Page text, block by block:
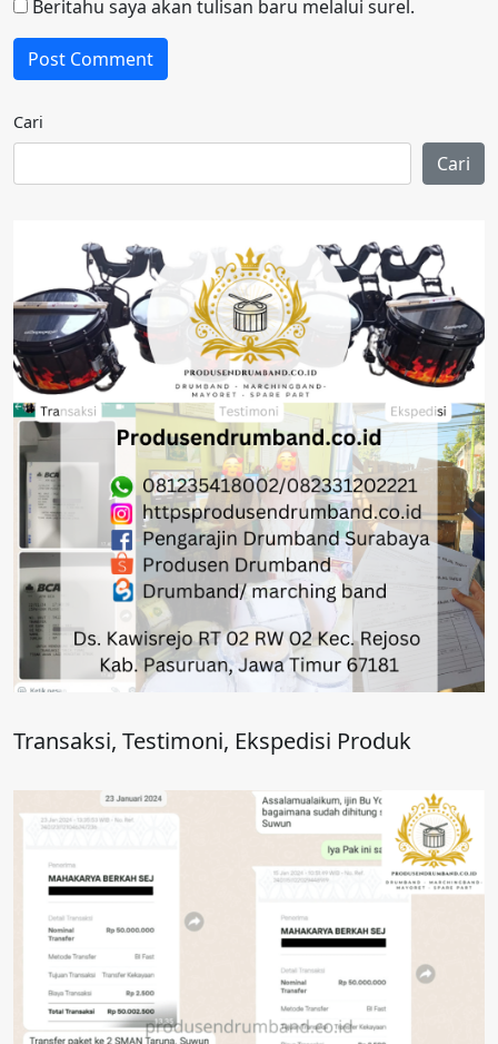
Beritahu saya akan tulisan baru melalui surel.
Cari
Cari
Transaksi, Testimoni, Ekspedisi Produk